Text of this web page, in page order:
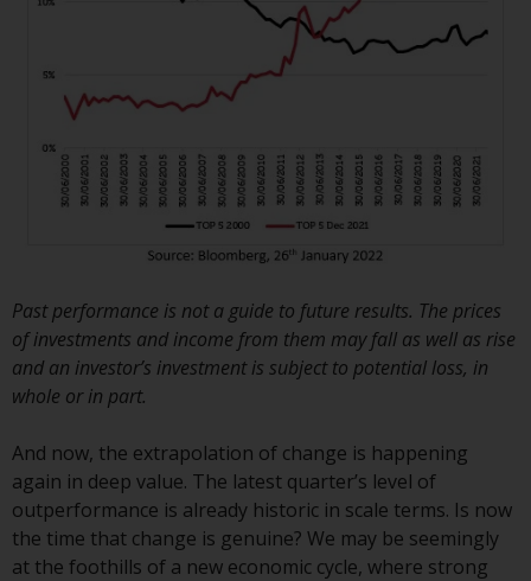
Die Informationen auf den
folgenden Seiten beziehen sich
auf ausländische Organismen für
kollektive Kapitalanlagen, die von
einem ihrer verbundenen
Unternehmen verwaltet werden
(die „von Redwheel verwalteten
Fonds“). Einige der von Redwheel
dieser Website verwiesen wird,
wurden nicht von der
Eidgenössischen
Finanzmarktaufsicht („FINMA“)
daher nicht den vollen
Anlegerschutz nach dem
Bundesgesetz über die
kollektiven Kapitalanlagen von 23.
Juni 2006 («KAG») oder Aufsicht
Past performance is not a guide to future results. The prices
of investments and income from them may fall as well as rise
and an investor’s investment is subject to potential loss, in
whole or in part.
And now, the extrapolation of change is happening
again in deep value. The latest quarter’s level of
outperformance is already historic in scale terms. Is now
the time that change is genuine? We may be seemingly
at the foothills of a new economic cycle, where strong